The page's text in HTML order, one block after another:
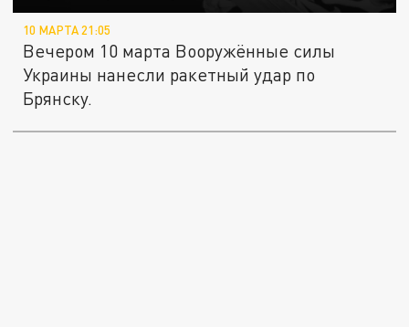
10 МАРТА 21:05
Вечером 10 марта Вооружённые силы
Украины нанесли ракетный удар по
Брянску.